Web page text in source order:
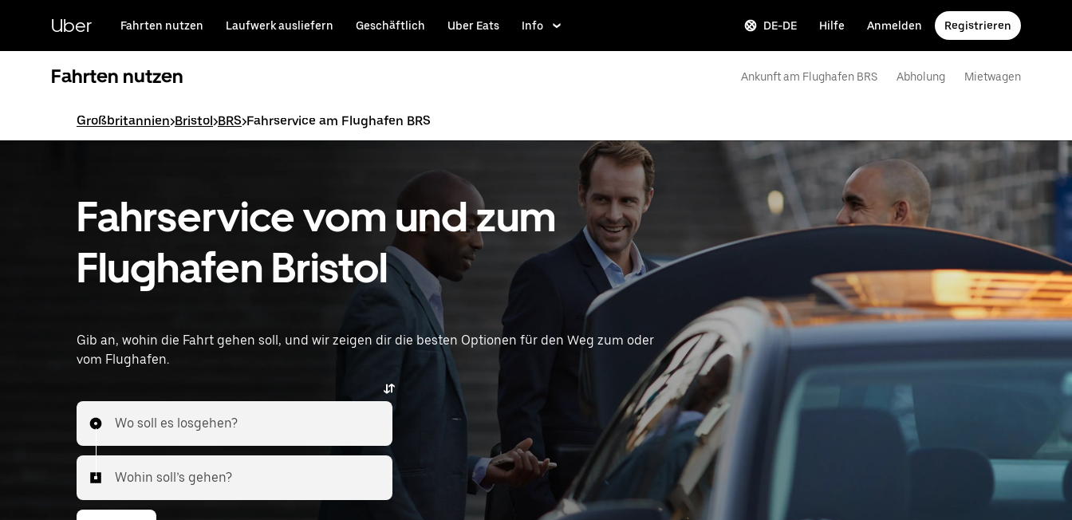
HauptinhaltUber Fahrten nutzen Laufwerk ausliefern Geschäftlich Uber Eats Info DE-DE Hilfe Anmelden Registrieren
Fahrten nutzen Ankunft am Flughafen BRS Abholung Mietwagen
Großbritannien>Bristol>BRS>Fahrservice am Flughafen BRS
Fahrservice vom und zum
Flughafen Bristol
Gib an, wohin die Fahrt gehen soll, und wir zeigen dir die besten Optionen für den Weg zum oder
vom Flughafen.
Wo soll es losgehen?
Wohin soll’s gehen?